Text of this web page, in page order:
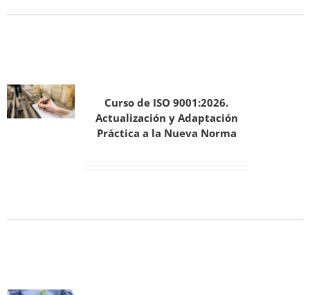
Curso de ISO 9001:2026.
Actualización y Adaptación
Práctica a la Nueva Norma